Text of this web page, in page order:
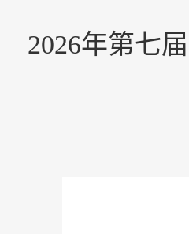
2026年第七